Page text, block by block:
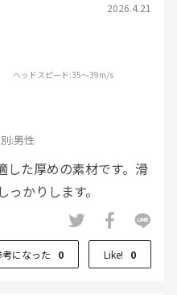
2026.4.21
ヘッドスピード:35～39m/s
:男性
した厚めの素材です。滑
かりします。
考になった 0 Like! 0